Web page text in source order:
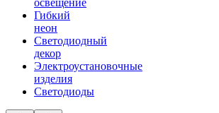
освещение
Гибкий
неон
Светодиодный
декор
Электроустановочные
изделия
Светодиоды